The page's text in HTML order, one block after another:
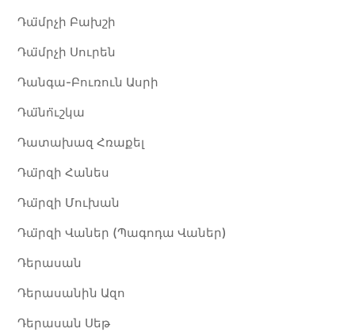
Դա̈մրչի Բախշի
Դա̈մրչի Սուրեն
Դանգա-Բուռուն Ասրի
Դա̈նո̈ւշկա
Դատախազ Հռաքել
Դա̈րզի Հանես
Դա̈րզի Մուխան
Դա̈րզի Վաներ (Պագոդա Վաներ)
Դերասան
Դերասանին Ազո
Դերասան Սեթ